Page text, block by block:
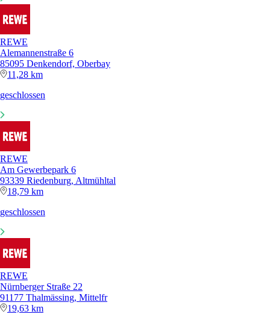
REWE
Alemannenstraße 6
85095 Denkendorf, Oberbay
11,28 km
geschlossen
REWE
Am Gewerbepark 6
93339 Riedenburg, Altmühltal
18,79 km
geschlossen
REWE
Nürnberger Straße 22
91177 Thalmässing, Mittelfr
19,63 km